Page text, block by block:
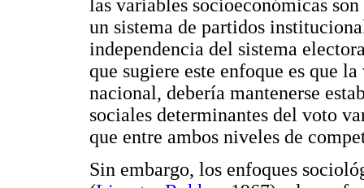
las variables socioeconómicas
un sistema de partidos
independencia del sistema
que sugiere este enfoque es que
nacional, debería mantenerse
sociales determinantes del voto
que entre ambos niveles de
Sin embargo, los enfoques